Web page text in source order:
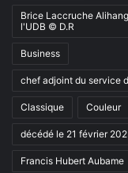
Brice Laccruche
l'UDB © D.R
Business
chef adjoint du service
Classique Couleur
décédé le 21 février
Francis Hubert Aubame